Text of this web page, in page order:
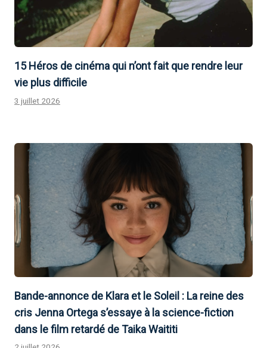
15 Héros de cinéma qui n’ont fait que rendre leur
vie plus difficile
3 juillet 2026
Bande-annonce de Klara et le Soleil : La reine des
cris Jenna Ortega s’essaye à la science-fiction
dans le film retardé de Taika Waititi